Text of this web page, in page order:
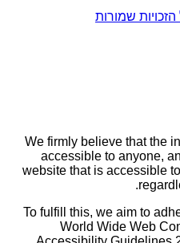
שמורות
We firmly believe that the
accessible to anyone,
website that is accessible
To fulfill this, we aim to
World Wide Web